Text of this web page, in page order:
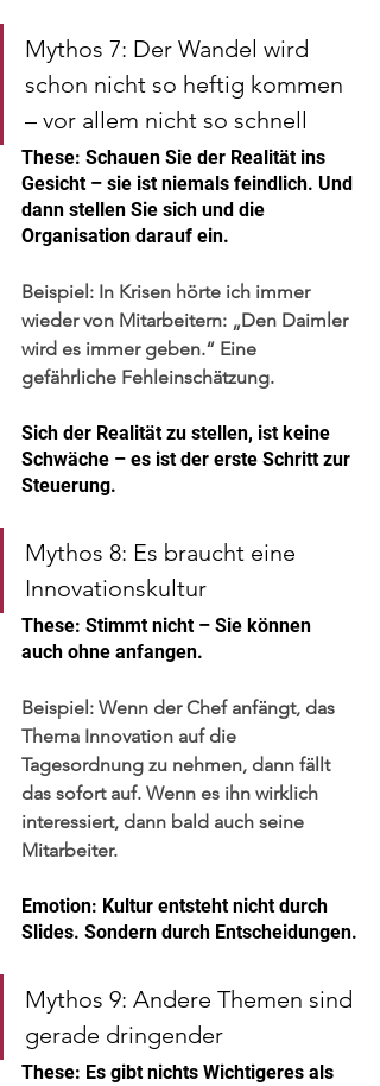
Mythos 7: Der Wandel wird
schon nicht so heftig kommen
– vor allem nicht so schnell
These: Schauen Sie der Realität ins
Gesicht – sie ist niemals feindlich. Und
dann stellen Sie sich und die
Organisation darauf ein.
Beispiel: In Krisen hörte ich immer
wieder von Mitarbeitern: „Den Daimler
wird es immer geben.“ Eine
gefährliche Fehleinschätzung.
Sich der Realität zu stellen, ist keine
Schwäche – es ist der erste Schritt zur
Steuerung.
Mythos 8: Es braucht eine
Innovationskultur
These: Stimmt nicht – Sie können
auch ohne anfangen.
Beispiel: Wenn der Chef anfängt, das
Thema Innovation auf die
Tagesordnung zu nehmen, dann fällt
das sofort auf. Wenn es ihn wirklich
interessiert, dann bald auch seine
Mitarbeiter.
Emotion: Kultur entsteht nicht durch
Slides. Sondern durch Entscheidungen.
Mythos 9: Andere Themen sind
gerade dringender
These: Es gibt nichts Wichtigeres als